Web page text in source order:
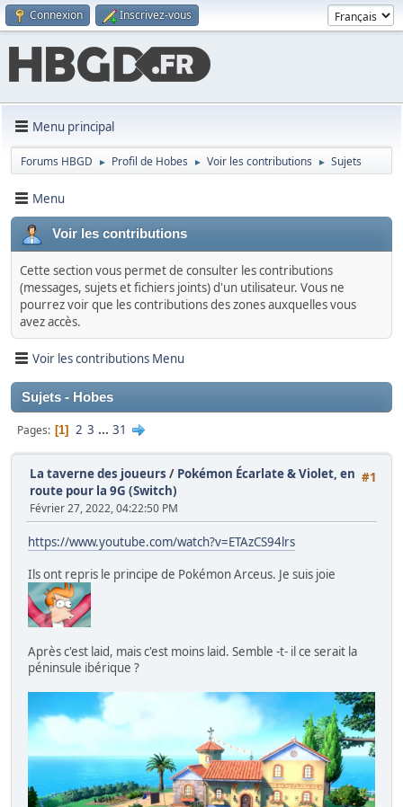
Connexion Inscrivez-vous
Menu principal
Forums HBGD ► Profil de Hobes ► Voir les contributions ► Sujets
Menu
Voir les contributions
Cette section vous permet de consulter les contributions
(messages, sujets et fichiers joints) d'un utilisateur. Vous ne
pourrez voir que les contributions des zones auxquelles vous
avez accès.
Voir les contributions Menu
Sujets - Hobes
Pages 1 2 3 ... 31
#1
La taverne des joueurs / Pokémon Écarlate & Violet, en
route pour la 9G (Switch)
Février 27, 2022, 04:22:50 PM
https://www.youtube.com/watch?v=ETAzCS94lrs
Ils ont repris le principe de Pokémon Arceus. Je suis joie
Après c'est laid, mais c'est moins laid. Semble -t- il ce serait la
péninsule ibérique ?